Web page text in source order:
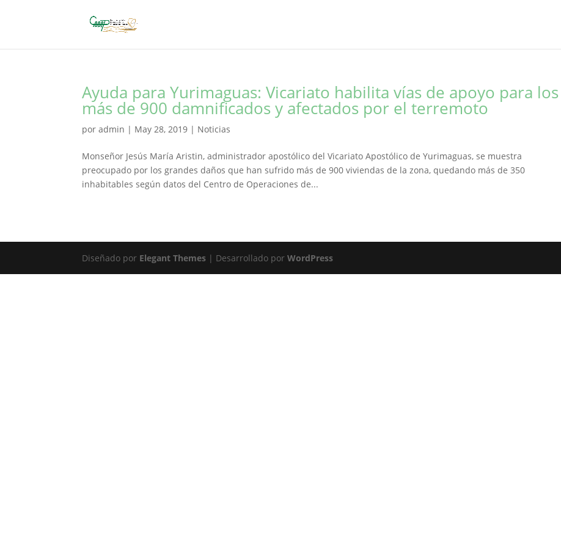
Ayuda para Yurimaguas: Vicariato habilita vías de apoyo para los
más de 900 damnificados y afectados por el terremoto
poradmin | May 28, 2019 | Noticias
Monseñor Jesús María Aristin, administrador apostólico del Vicariato Apostólico de Yurimaguas, se muestra
preocupado por los grandes daños que han sufrido más de 900 viviendas de la zona, quedando más de 350
inhabitables según datos del Centro de Operaciones de...
Diseñado por Elegant Themes | Desarrollado porWordPress